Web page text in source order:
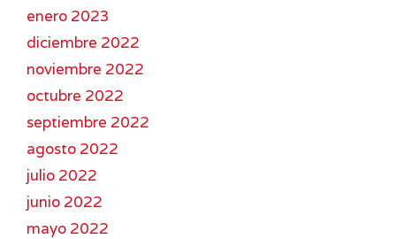
enero 2023
diciembre 2022
noviembre 2022
octubre 2022
septiembre 2022
agosto 2022
julio 2022
junio 2022
mayo 2022